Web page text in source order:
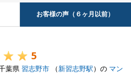
お客様の声（６ヶ月以前）
5
葉県 習志野市 （新習志野駅）の マン